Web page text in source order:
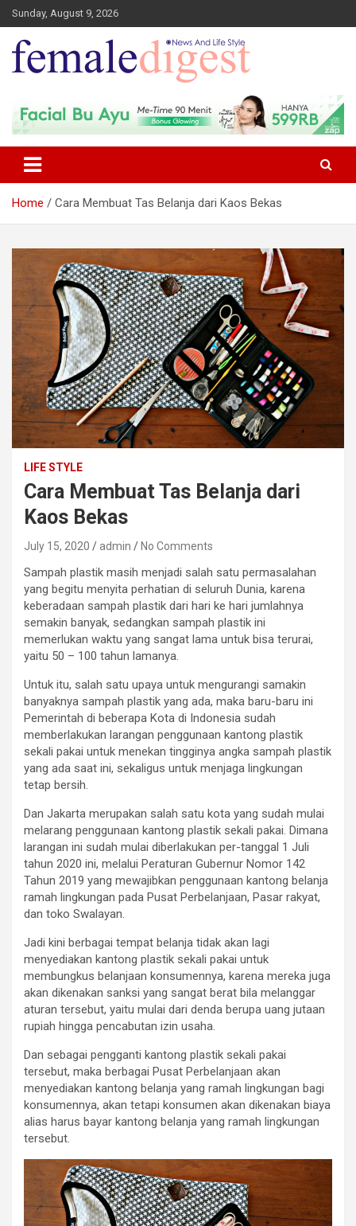
Sunday, August 9, 2026
Female Digest
Home Cara Membuat Tas Belanja dari Kaos Bekas
LIFE STYLE
Cara Membuat Tas Belanja dari
Kaos Bekas
July 15, 2020 admin No Comments
Sampah plastik masih menjadi salah satu permasalahan
yang begitu menyita perhatian di seluruh Dunia, karena
keberadaan sampah plastik dari hari ke hari jumlahnya
semakin banyak, sedangkan sampah plastik ini
memerlukan waktu yang sangat lama untuk bisa terurai,
yaitu 50 – 100 tahun lamanya.
Untuk itu, salah satu upaya untuk mengurangi samakin
banyaknya sampah plastik yang ada, maka baru-baru ini
Pemerintah di beberapa Kota di Indonesia sudah
memberlakukan larangan penggunaan kantong plastik
sekali pakai untuk menekan tingginya angka sampah plastik
yang ada saat ini, sekaligus untuk menjaga lingkungan
tetap bersih.
Dan Jakarta merupakan salah satu kota yang sudah mulai
melarang penggunaan kantong plastik sekali pakai. Dimana
larangan ini sudah mulai diberlakukan per-tanggal 1 Juli
tahun 2020 ini, melalui Peraturan Gubernur Nomor 142
Tahun 2019 yang mewajibkan penggunaan kantong belanja
ramah lingkungan pada Pusat Perbelanjaan, Pasar rakyat,
dan toko Swalayan.
Jadi kini berbagai tempat belanja tidak akan lagi
menyediakan kantong plastik sekali pakai untuk
membungkus belanjaan konsumennya, karena mereka juga
akan dikenakan sanksi yang sangat berat bila melanggar
aturan tersebut, yaitu mulai dari denda berupa uang jutaan
rupiah hingga pencabutan izin usaha.
Dan sebagai pengganti kantong plastik sekali pakai
tersebut, maka berbagai Pusat Perbelanjaan akan
menyediakan kantong belanja yang ramah lingkungan bagi
konsumennya, akan tetapi konsumen akan dikenakan biaya
alias harus bayar kantong belanja yang ramah lingkungan
tersebut.